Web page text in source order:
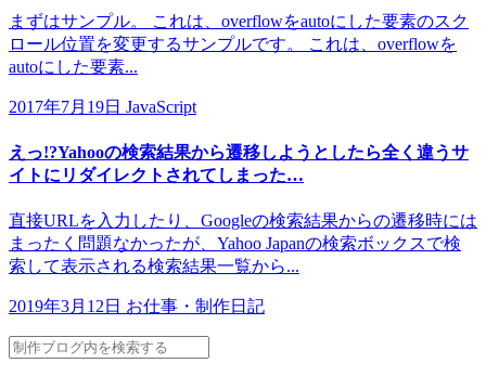
まずはサンプル。 これは、overflowをautoにした要素のスク
ロール位置を変更するサンプルです。 これは、overflowを
autoにした要素...
2017年7月19日 JavaScript
えっ!?Yahooの検索結果から遷移しようとしたら全く違うサ
イトにリダイレクトされてしまった…
直接URLを入力したり、Googleの検索結果からの遷移時には
まったく問題なかったが、Yahoo Japanの検索ボックスで検
索して表示される検索結果一覧から...
2019年3月12日 お仕事・制作日記